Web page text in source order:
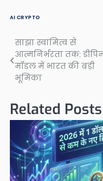
AI CRYPTO
Post
navigation
साझा स्वामित्व से
आत्मनिर्भरता तक:
मॉडल में भारत की बड़ी
भूमिका
Related Posts